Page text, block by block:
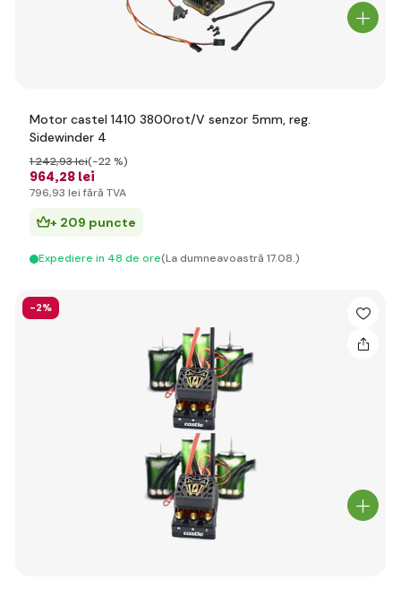
Motor castel 1410 3800rot/V senzor 5mm, reg.
Sidewinder 4
964,28 lei
1 242,93 lei(-22 %)
796,93 lei fără TVA
+ 209 puncte
Expediere in 48 de ore(La dumneavoastră 17.08.)
-2%